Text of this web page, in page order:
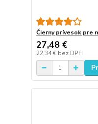
Čierny prívesok pre
27,48 €
22,34 € bez DPH